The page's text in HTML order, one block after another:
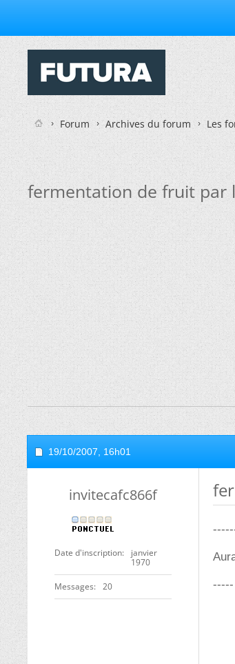
Forum Archives du forum Les
fermentation de fruit par
19/10/2007, 16h01
invitecafc866f
Date d'inscription
janvier
1970
Messages 20 -----